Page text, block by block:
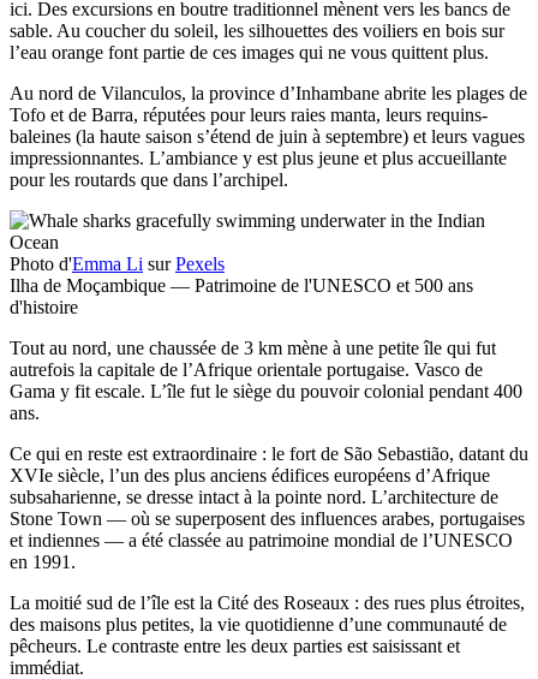
ici. Des excursions en boutre traditionnel mènent vers les bancs de
sable. Au coucher du soleil, les silhouettes des voiliers en bois sur
l’eau orange font partie de ces images qui ne vous quittent plus.
Au nord de Vilanculos, la province d’Inhambane abrite les plages de
Tofo et de Barra, réputées pour leurs raies manta, leurs requins-
baleines (la haute saison s’étend de juin à septembre) et leurs vagues
impressionnantes. L’ambiance y est plus jeune et plus accueillante
pour les routards que dans l’archipel.
Photo d'Emma Li surPexels
Ilha de Moçambique — Patrimoine de l'UNESCO et 500 ans
d'histoire
Tout au nord, une chaussée de 3 km mène à une petite île qui fut
autrefois la capitale de l’Afrique orientale portugaise. Vasco de
Gama y fit escale. L’île fut le siège du pouvoir colonial pendant 400
ans.
Ce qui en reste est extraordinaire : le fort de São Sebastião, datant du
XVIe siècle, l’un des plus anciens édifices européens d’Afrique
subsaharienne, se dresse intact à la pointe nord. L’architecture de
Stone Town — où se superposent des influences arabes, portugaises
et indiennes — a été classée au patrimoine mondial de l’UNESCO
en 1991.
La moitié sud de l’île est la Cité des Roseaux : des rues plus étroites,
des maisons plus petites, la vie quotidienne d’une communauté de
pêcheurs. Le contraste entre les deux parties est saisissant et
immédiat.